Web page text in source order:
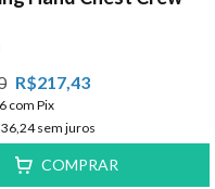
R$217,43
com Pix
sem juros
COMPRAR